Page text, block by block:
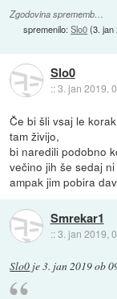
Zgodovina sprememb…
spremenilo:Slo0(3. jan
Slo0
::3. jan 2019,
Če bi šli vsaj le
tam živijo,
bi naredili podobno
večino jih še sedaj
ampak jim pobira
Smrekar1
::3. jan 2019,
Slo0 je3. jan 2019 ob